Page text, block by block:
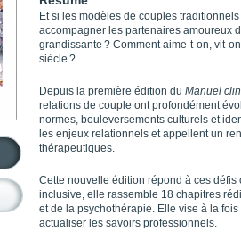
Et si les modèles de couples
accompagner les partenaires amoureux
grandissante ? Comment aime-t-on, vit-
siècle ?
Depuis la première édition du Manuel
relations de couple ont profondément
normes, bouleversements culturels et
les enjeux relationnels et appellent un
thérapeutiques.
Cette nouvelle édition répond à ces
inclusive, elle rassemble 18 chapitres
et de la psychothérapie. Elle vise à la
actualiser les savoirs professionnels.